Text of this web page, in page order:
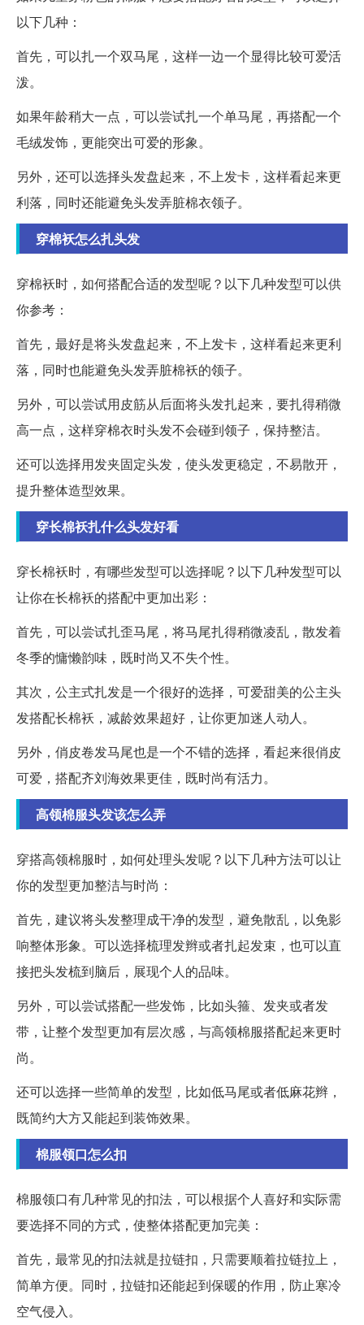
以下几种：
首先，可以扎一个双马尾，这样一边一个显得比较可爱活
泼。
如果年龄稍大一点，可以尝试扎一个单马尾，再搭配一个
毛绒发饰，更能突出可爱的形象。
另外，还可以选择头发盘起来，不上发卡，这样看起来更
利落，同时还能避免头发弄脏棉衣领子。
穿棉袄怎么扎头发
穿棉袄时，如何搭配合适的发型呢？以下几种发型可以供
你参考：
首先，最好是将头发盘起来，不上发卡，这样看起来更利
落，同时也能避免头发弄脏棉袄的领子。
另外，可以尝试用皮筋从后面将头发扎起来，要扎得稍微
高一点，这样穿棉衣时头发不会碰到领子，保持整洁。
还可以选择用发夹固定头发，使头发更稳定，不易散开，
提升整体造型效果。
穿长棉袄扎什么头发好看
穿长棉袄时，有哪些发型可以选择呢？以下几种发型可以
让你在长棉袄的搭配中更加出彩：
首先，可以尝试扎歪马尾，将马尾扎得稍微凌乱，散发着
冬季的慵懒韵味，既时尚又不失个性。
其次，公主式扎发是一个很好的选择，可爱甜美的公主头
发搭配长棉袄，减龄效果超好，让你更加迷人动人。
另外，俏皮卷发马尾也是一个不错的选择，看起来很俏皮
可爱，搭配齐刘海效果更佳，既时尚有活力。
高领棉服头发该怎么弄
穿搭高领棉服时，如何处理头发呢？以下几种方法可以让
你的发型更加整洁与时尚：
首先，建议将头发整理成干净的发型，避免散乱，以免影
响整体形象。可以选择梳理发辫或者扎起发束，也可以直
接把头发梳到脑后，展现个人的品味。
另外，可以尝试搭配一些发饰，比如头箍、发夹或者发
带，让整个发型更加有层次感，与高领棉服搭配起来更时
尚。
还可以选择一些简单的发型，比如低马尾或者低麻花辫，
既简约大方又能起到装饰效果。
棉服领口怎么扣
棉服领口有几种常见的扣法，可以根据个人喜好和实际需
要选择不同的方式，使整体搭配更加完美：
首先，最常见的扣法就是拉链扣，只需要顺着拉链拉上，
简单方便。同时，拉链扣还能起到保暖的作用，防止寒冷
空气侵入。